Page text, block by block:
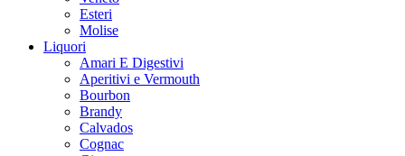
Esteri
Molise
Liquori
Amari E Digestivi
Aperitivi e Vermouth
Bourbon
Brandy
Calvados
Cognac